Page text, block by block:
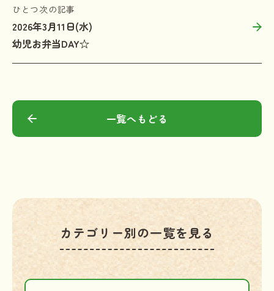
ひとつ次の記事
2026年3月11日(水)
幼児お弁当DAY☆
一覧へもどる
カテゴリー別の一覧を見る